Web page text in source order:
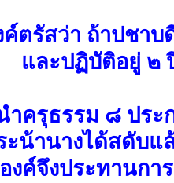
ตรัสว่า ถ้าปชา
และปฏิบัติอยู่ ๒
ครุธรรม ๘ ประ
ะน้านางได้สดับแ
งค์จึงประทานกา